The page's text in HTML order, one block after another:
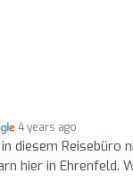
4 years ago
in diesem
hier in Ehrenfeld.